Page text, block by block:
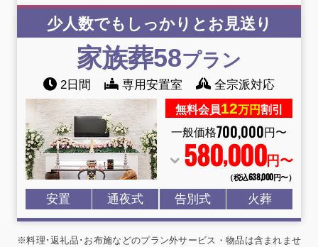
少人数でもしっかりとお見送り
家族葬58プラン
2日間 専用安置室 全宗派対応
無料会員12万円割引
一般価格700,000円〜
580,000円〜
（税込638,000円〜）
安置 通夜式 告別式 火葬
※料理･返礼品･お布施などのプラン外サービス・物品は含まれませ